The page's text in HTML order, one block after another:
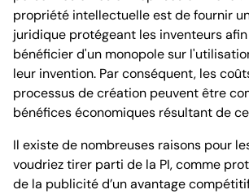
propriété intellectuelle est de fournir
juridique protégeant les inventeurs
bénéficier d'un monopole sur
leur invention. Par conséquent, les
processus de création peuvent être
bénéfices économiques résultant de
Il existe de nombreuses raisons pour
voudriez tirer parti de la PI, comme
de la publicité d’un avantage